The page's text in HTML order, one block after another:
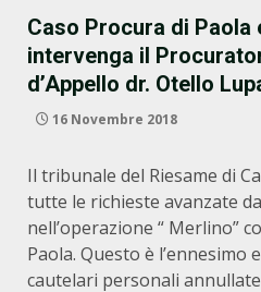
Caso Procura di Paola
intervenga il
d’Appello dr. Otello
16 Novembre 2018
Il tribunale del Riesame di
tutte le richieste avanzate
nell’operazione “ Merlino”
Paola. Questo è l’ennesimo
cautelari personali